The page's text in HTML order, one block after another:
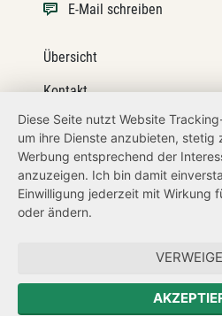
E-Mail schreiben
Übersicht
Kontakt
Impressum
Datenschutz
Transparenzanspruch
Forum Mitteleuropa
Diese Seite nutzt Website
um ihre Dienste anzubieten, stetig
Werbung entsprechend der
anzuzeigen. Ich bin damit
Einwilligung jederzeit mit Wirkung
oder ändern.